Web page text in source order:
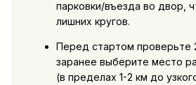
парковки/въезда во двор,
лишних кругов.
Перед стартом проверьте
заранее выберите место
(в пределах 1-2 км до